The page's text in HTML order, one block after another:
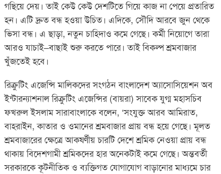
গছিয়ে দেয়। তাই কেউ কেউ দেশটিতে গিয়ে কাজ না পেয়ে প্রতারিত
হন। এটি দ্রুত বন্ধ হওয়া উচিত। এদিকে, সৌদি আরবে জুন থেকে
ভিসা বন্ধ। এ ছাড়া, নতুন চাহিদাও কমে গেছে। কর্মী নিয়োগে তারা
আরও যাচাই–বাছাই শুরু করতে পারে। তাই বিকল্প শ্রমবাজার
খুঁজতেই হবে।
রিক্রুটিং এজেন্সি মালিকদের সংগঠন বাংলাদেশ অ্যাসোসিয়েশন অব
ইন্টারন্যাশনাল রিক্রুটিং এজেন্সির (বায়রা) সাবেক যুগ্ম মহাসচিব
ফখরুল ইসলাম সারাবাংলাকে বলেন, ‘সংযুক্ত আরব আমিরাত,
বাহরাইন, কাতার ও ওমানের শ্রমবাজার প্রায় বন্ধ হয়ে গেছে। মূলত
শ্রমবাজারের ক্ষেত্রে আকষর্ণীয় চারটি দেশে শ্রমিক নেওয়া প্রায় বন্ধ
থাকায় বিদেশগামী শ্রমিকদের হার অনেকটাই কমে গেছে। অন্তবর্তী
সরকারকে কূটনীতিক ও ব্যক্তিগত যোগাযোগ বাড়ানোর মাধ্যমে চার